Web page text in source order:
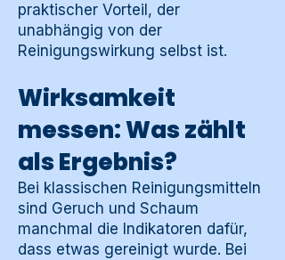
praktischer Vorteil, der
unabhängig von der
Reinigungswirkung selbst ist.
Wirksamkeit
messen: Was zählt
als Ergebnis?
Bei klassischen Reinigungsmitteln
sind Geruch und Schaum
manchmal die Indikatoren dafür,
dass etwas gereinigt wurde. Bei